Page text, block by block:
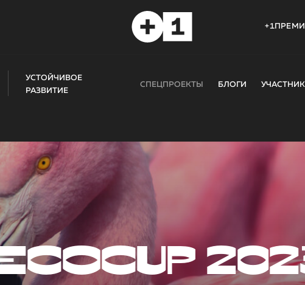
УСТОЙЧИВОЕ
РАЗВИТИЕ
СПЕЦПРОЕКТЫ БЛОГИ